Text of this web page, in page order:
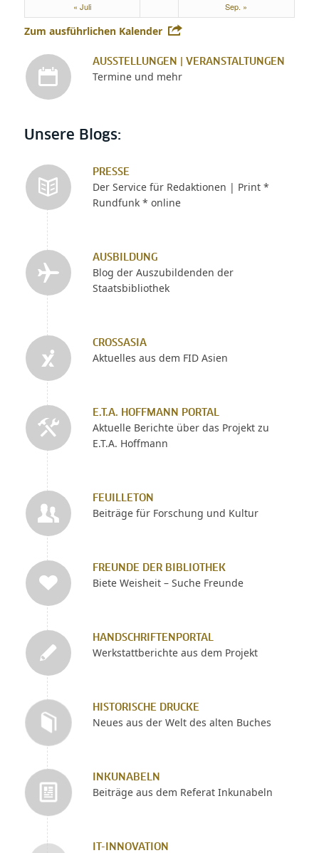
« Juli Sep. »
Zum ausführlichen Kalender
AUSSTELLUNGEN | VERANSTALTUNGEN
Termine und mehr
Unsere Blogs:
PRESSE
Der Service für Redaktionen | Print *
Rundfunk * online
AUSBILDUNG
Blog der Auszubildenden der
Staatsbibliothek
CROSSASIA
Aktuelles aus dem FID Asien
E.T.A. HOFFMANN PORTAL
Aktuelle Berichte über das Projekt zu
E.T.A. Hoffmann
FEUILLETON
Beiträge für Forschung und Kultur
FREUNDE DER BIBLIOTHEK
Biete Weisheit – Suche Freunde
HANDSCHRIFTENPORTAL
Werkstattberichte aus dem Projekt
HISTORISCHE DRUCKE
Neues aus der Welt des alten Buches
INKUNABELN
Beiträge aus dem Referat Inkunabeln
IT-INNOVATION